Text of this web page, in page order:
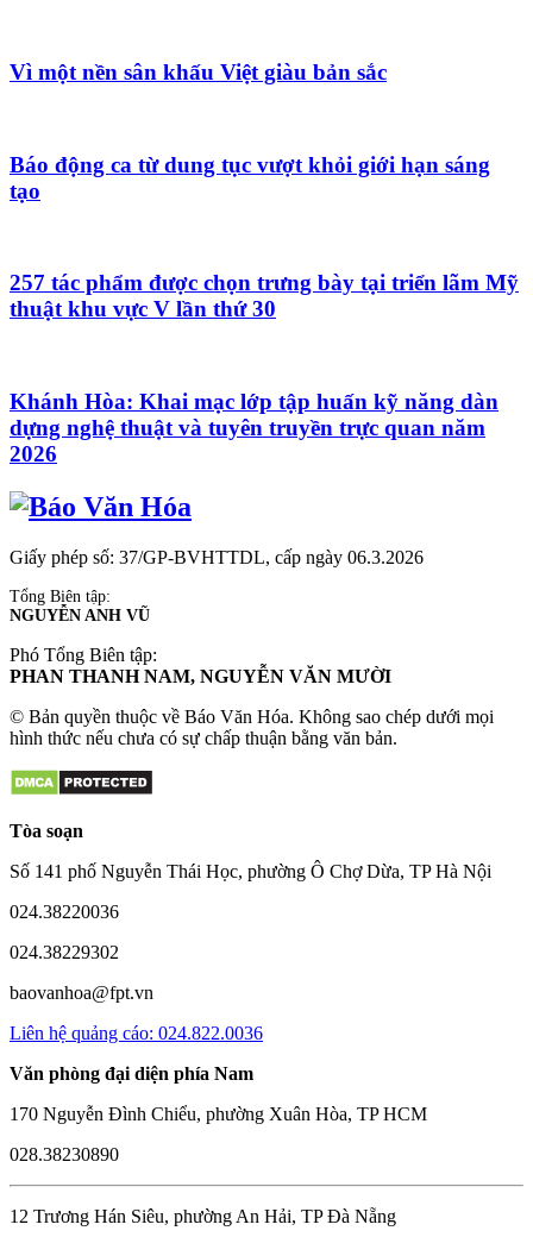
Vì một nền sân khấu Việt giàu bản sắc
Báo động ca từ dung tục vượt khỏi giới hạn sáng
tạo
257 tác phẩm được chọn trưng bày tại triển lãm Mỹ
thuật khu vực V lần thứ 30
Khánh Hòa: Khai mạc lớp tập huấn kỹ năng dàn
dựng nghệ thuật và tuyên truyền trực quan năm
2026
Giấy phép số: 37/GP-BVHTTDL, cấp ngày 06.3.2026
Tổng Biên tập:
NGUYỄN ANH VŨ
Phó Tổng Biên tập:
PHAN THANH NAM, NGUYỄN VĂN MƯỜI
© Bản quyền thuộc về Báo Văn Hóa. Không sao chép dưới mọi
hình thức nếu chưa có sự chấp thuận bằng văn bản.
Tòa soạn
Số 141 phố Nguyễn Thái Học, phường Ô Chợ Dừa, TP Hà Nội
024.38220036
024.38229302
baovanhoa@fpt.vn
Liên hệ quảng cáo: 024.822.0036
Văn phòng đại diện phía Nam
170 Nguyễn Đình Chiểu, phường Xuân Hòa, TP HCM
028.38230890
12 Trương Hán Siêu, phường An Hải, TP Đà Nẵng